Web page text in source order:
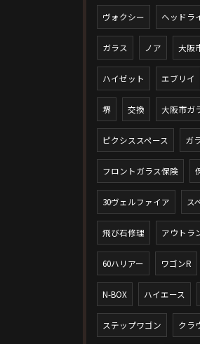
ヴォクシー ヘッドラ
ガラス ノア 大阪
ハイゼット エブリイ
堺 交換 大阪市ガ
ピクシススペース ガ
フロントガラス保険
30ヴェルファイア ス
飛び石修理 アウトラ
60ハリアー ワゴンR
N-BOX ハイエース
ステップワゴン クラ